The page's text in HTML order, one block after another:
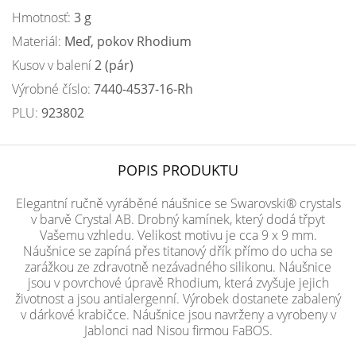
Hmotnosť: 3 g
Materiál: Meď, pokov Rhodium
Kusov v balení2 (pár)
Výrobné číslo: 7440-4537-16-Rh
PLU: 923802
POPIS PRODUKTU
Elegantní ručně vyráběné náušnice se Swarovski® crystals
v barvě Crystal AB. Drobný kamínek, který dodá třpyt
Vašemu vzhledu. Velikost motivu je cca 9 x 9 mm.
Náušnice se zapíná přes titanový dřík přímo do ucha se
zarážkou ze zdravotně nezávadného silikonu. Náušnice
jsou v povrchové úpravě Rhodium, která zvyšuje jejich
životnost a jsou antialergenní. Výrobek dostanete zabalený
v dárkové krabičce. Náušnice jsou navrženy a vyrobeny v
Jablonci nad Nisou firmou FaBOS.